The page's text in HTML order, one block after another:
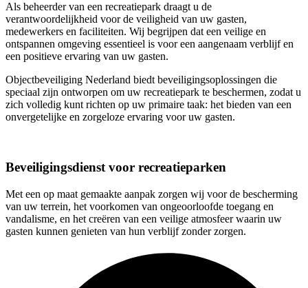
Als beheerder van een recreatiepark draagt u de
verantwoordelijkheid voor de veiligheid van uw gasten,
medewerkers en faciliteiten. Wij begrijpen dat een veilige en
ontspannen omgeving essentieel is voor een aangenaam verblijf en
een positieve ervaring van uw gasten.
Objectbeveiliging Nederland biedt beveiligingsoplossingen die
speciaal zijn ontworpen om uw recreatiepark te beschermen, zodat u
zich volledig kunt richten op uw primaire taak: het bieden van een
onvergetelijke en zorgeloze ervaring voor uw gasten.
Beveiligingsdienst voor recreatieparken
Met een op maat gemaakte aanpak zorgen wij voor de bescherming
van uw terrein, het voorkomen van ongeoorloofde toegang en
vandalisme, en het creëren van een veilige atmosfeer waarin uw
gasten kunnen genieten van hun verblijf zonder zorgen.